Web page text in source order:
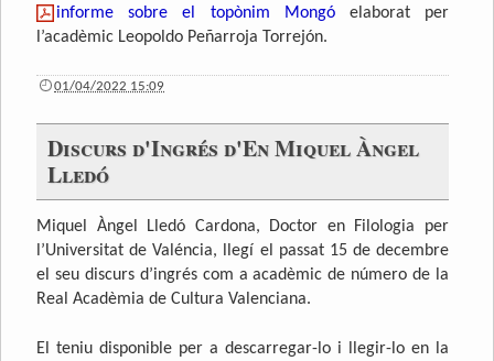
informe sobre el topònim Mongóelaborat per
l’acadèmic Leopoldo Peñarroja Torrejón.
01/04/2022 15:09
Discurs d'Ingrés d'En Miquel Àngel
Lledó
Miquel Àngel Lledó Cardona, Doctor en Filologia per
l’Universitat de Valéncia, llegí el passat 15 de decembre
el seu discurs d’ingrés com a acadèmic de número de la
Real Acadèmia de Cultura Valenciana.
El teniu disponible per a descarregar-lo i llegir-lo en la